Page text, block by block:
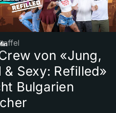
von «Jung,
& Sexy: Refilled»
Bulgarien